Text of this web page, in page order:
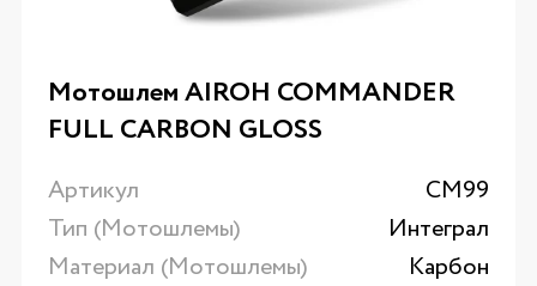
Мотошлем AIROH COMMANDER
FULL CARBON GLOSS
Артикул
CM99
Тип (Мотошлемы)
Интеграл
Материал (Мотошлемы)
Карбон